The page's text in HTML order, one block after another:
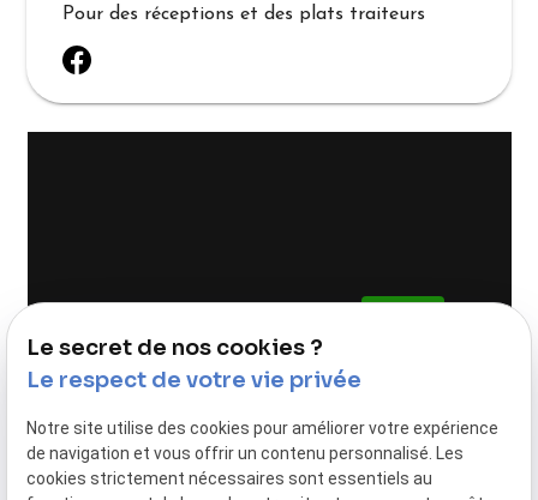
Pour des réceptions et des plats traiteurs
Le secret de nos cookies ?
Le respect de votre vie privée
Notre site utilise des cookies pour améliorer votre expérience
de navigation et vous offrir un contenu personnalisé. Les
cookies strictement nécessaires sont essentiels au